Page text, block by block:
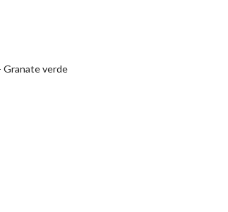
Granate verde